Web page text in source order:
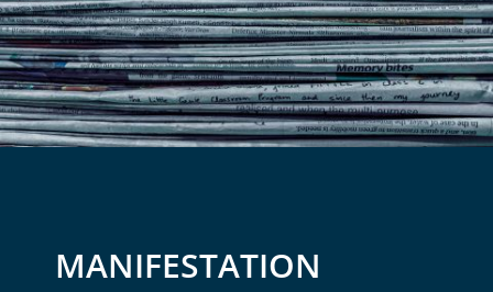
MANIFESTATION